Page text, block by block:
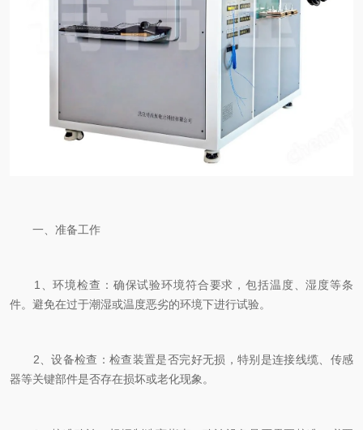
一、准备工作
1、环境检查：确保试验环境符合要求，包括温度、湿度等条
件。避免在过于潮湿或温度恶劣的环境下进行试验。
2、设备检查：检查装置是否完好无损，特别是连接线缆、传感
器等关键部件是否存在损坏或老化现象。